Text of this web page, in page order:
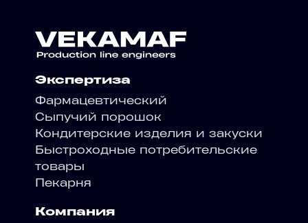
Экспертиза
Фармацевтический
Сыпучий порошок
Кондитерские изделия и закуски
Быстроходные потребительские
товары
Пекарня
Компания